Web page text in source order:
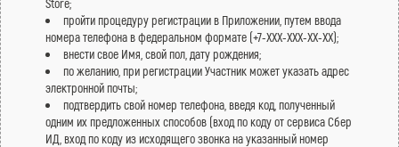
Store;
пройти процедуру регистрации в Приложении, путем ввода
номера телефона в федеральном формате (+7-ХХХ-ХХХ-ХХ-ХХ);
внести свое Имя, свой пол, дату рождения;
по желанию, при регистрации Участник может указать адрес
электронной почты;
подтвердить свой номер телефона, введя код, полученный
одним их предложенных способов (вход по коду от сервиса Сбер
ИД, вход по коду из исходящего звонка на указанный номер